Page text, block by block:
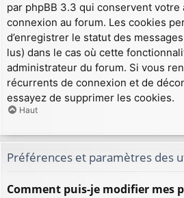
par phpBB 3.3 qui conservent
connexion au forum. Les cookies
d’enregistrer le statut des
lus) dans le cas où cette
administrateur du forum. Si vous
récurrents de connexion et de
essayez de supprimer les cookies.
Haut
Préférences et paramètres des
Comment puis-je modifier mes